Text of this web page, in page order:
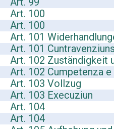
Art. 100
Art. 100
Art. 101
Art. 101 Cuntravenziuns
Art. 102 Zuständigkeit
Art. 102 Cumpetenza
Art. 103 Vollzug
Art. 103 Execuziun
Art. 104
Art. 104